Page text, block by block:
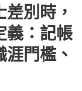
別時，
義：記帳
門檻、